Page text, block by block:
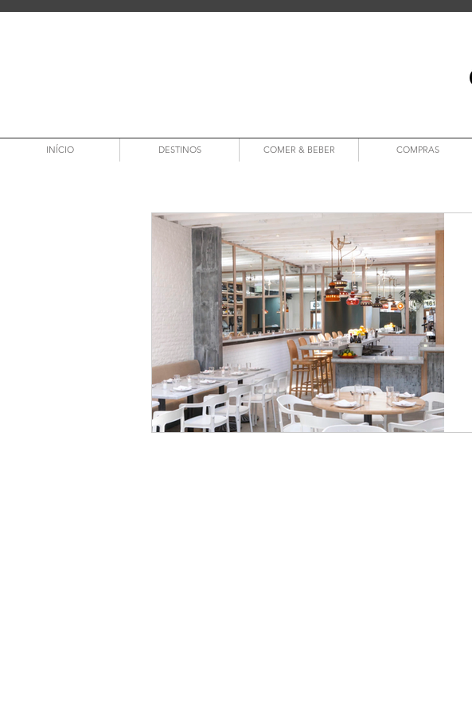
INÍCIO DESTINOS COMER & BEBER COMPRAS